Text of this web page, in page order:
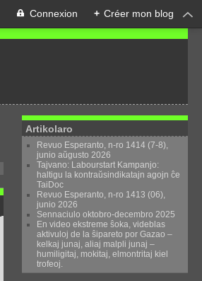
Connexion + Créer mon blog
Artikolaro
Revuo Esperanto, n-ro 1414 (7-8),
junio aŭgusto 2026
Tajvano: Labourstart Kampanjo:
haltigu la kontraŭsindikatajn agojn ĉe
TaiDoc
Revuo Esperanto, n-ro 1413 (06),
junio 2026
Sennaciulo oktobro-decembro 2025
En video ekstreme ŝoka, videblas
aktivuloj de la ŝipareto por Gazao –
kelkaj junaj, aliaj malpli junaj –
humiligitaj, mokitaj, elmontritaj kiel
trofeoj.